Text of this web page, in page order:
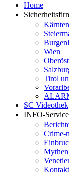
Home
Wien
Tirol
SC Videothek
INFO-Service
Crime-
Mythen
Kontakt